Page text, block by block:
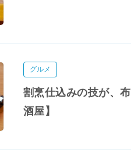
グルメ
割烹仕込みの技が、
酒屋】